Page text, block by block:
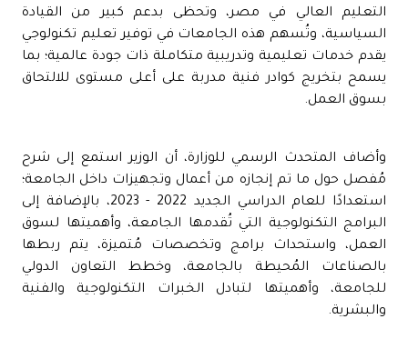
التعليم العالي في مصر، وتحظى بدعم كبير من القيادة
السياسية، وتُسهم هذه الجامعات في توفير تعليم تكنولوجي
يقدم خدمات تعليمية وتدريبية متكاملة ذات جودة عالمية؛ بما
يسمح بتخريج كوادر فنية مدربة على أعلى مستوى للالتحاق
بسوق العمل.
وأضاف المتحدث الرسمي للوزارة، أن الوزير استمع إلى شرح
مُفصل حول ما تم إنجازه من أعمال وتجهيزات داخل الجامعة؛
استعدادًا للعام الدراسي الجديد 2022 - 2023، بالإضافة إلى
البرامج التكنولوجية التي تُقدمها الجامعة، وأهميتها لسوق
العمل، واستحداث برامج وتخصصات مُتميزة، يتم ربطها
بالصناعات المُحيطة بالجامعة، وخطط التعاون الدولي
للجامعة، وأهميتها لتبادل الخبرات التكنولوجية والفنية
والبشرية.